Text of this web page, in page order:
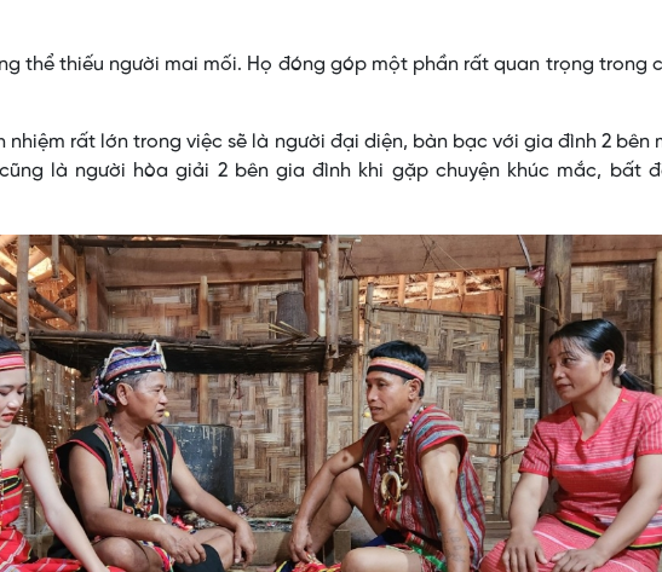
thể thiếu người mai mối. Họ đóng góp một phần rất quan trọng trong
nhiệm rất lớn trong việc sẽ là người đại diện, bàn bạc với gia đình 2 bên
là người hòa giải 2 bên gia đình khi gặp chuyện khúc mắc, bất